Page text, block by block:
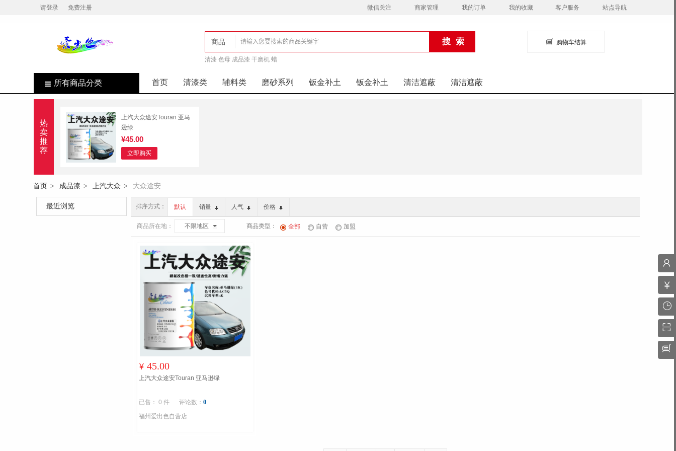
请登录 免费注册 微信关注 商家管理 我的订单 我的收藏 客户服务 站点导航
商品
店铺
清漆 色母 成品漆 干磨机 蜡
购物车结算
所有商品分类 首页 清漆类 辅料类 磨砂系列 钣金补土 钣金补土 清洁遮蔽 清洁遮蔽
热
卖
推
荐
上汽大众途安Touran 亚马
逊绿
¥45.00
立即购买
首页 > 成品漆 > 上汽大众 > 大众途安
最近浏览 排序方式： 默认 销量 人气 价格
商品所在地： 不限地区 商品类型： 全部 自营 加盟
¥ 45.00
上汽大众途安Touran 亚马逊绿
已售： 0 件 评论数： 0
福州爱出色自营店